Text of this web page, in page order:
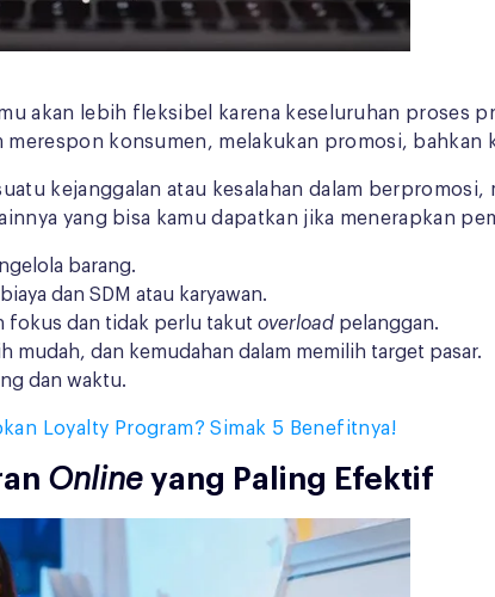
akan lebih fleksibel karena keseluruhan proses
merespon konsumen, melakukan promosi,
kejanggalan atau kesalahan dalam
yang bisa kamu dapatkan jika menerapkan
barang.
dan SDM atau karyawan.
fokus dan tidak perlu takut overload pelanggan.
mudah, dan kemudahan dalam memilih target pasar.
dan waktu.
Loyalty Program? Simak 5 Benefitnya!
Online yang Paling Efektif